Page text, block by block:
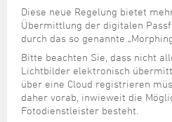
Diese neue Regelung bietet
Übermittlung der digitalen
durch das so genannte
Bitte beachten Sie, dass nicht
Lichtbilder elektronisch
über eine Cloud registrieren
daher vorab, inwieweit die
Fotodienstleister besteht.